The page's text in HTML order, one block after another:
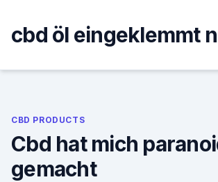
content
cbd öl eingeklemmt
CBD PRODUCTS
Cbd hat mich
gemacht